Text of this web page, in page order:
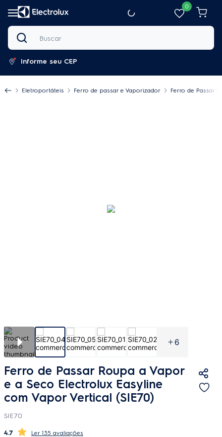
0
Buscar
Informe seu CEP
Eletroportáteis Ferro de passar e Vaporizador Ferro de Passar
6
Ferro de Passar Roupa a Vapor
e a Seco Electrolux Easyline
com Vapor Vertical (SIE70)
SIE70
4.7 135 avaliações